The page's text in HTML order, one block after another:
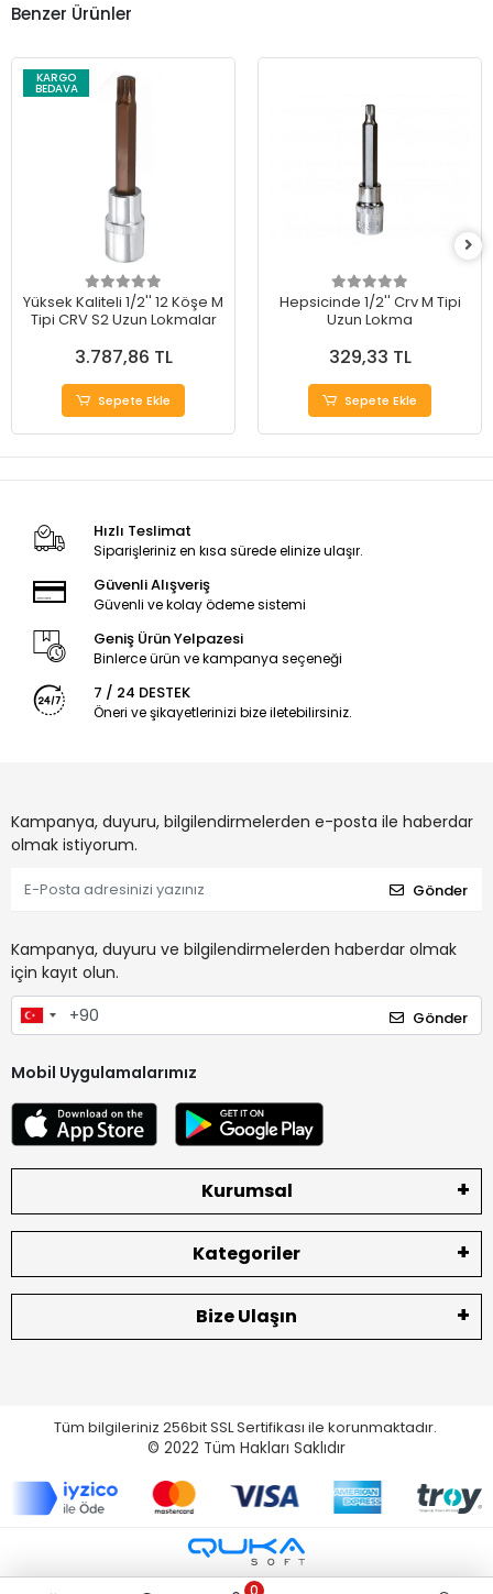
Benzer Ürünler
KARGO
BEDAVA
Yüksek Kaliteli 1/2'' 12 Köşe M
Tipi CRV S2 Uzun Lokmalar
3.787,86 TL
Sepete Ekle
Hepsicinde 1/2'' Crv M Tipi
Uzun Lokma
329,33 TL
Sepete Ekle
Hızlı Teslimat
Siparişleriniz en kısa sürede elinize ulaşır.
Güvenli Alışveriş
Güvenli ve kolay ödeme sistemi
Geniş Ürün Yelpazesi
Binlerce ürün ve kampanya seçeneği
7 / 24 DESTEK
Öneri ve şikayetlerinizi bize iletebilirsiniz.
Kampanya, duyuru, bilgilendirmelerden e-posta ile haberdar
olmak istiyorum.
Gönder
Kampanya, duyuru ve bilgilendirmelerden haberdar olmak
için kayıt olun.
Gönder
Mobil Uygulamalarımız
Kurumsal
Kategoriler
Bize Ulaşın
Tüm bilgileriniz 256bit SSL Sertifikası ile korunmaktadır.
© 2022 Tüm Hakları Saklıdır